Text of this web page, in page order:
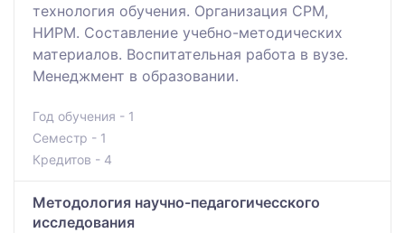
технология обучения. Организация СРМ,
НИРМ. Составление учебно-методических
материалов. Воспитательная работа в вузе.
Менеджмент в образовании.
Год обучения - 1
Семестр - 1
Кредитов - 4
Методология научно-педагогичесского
исследования